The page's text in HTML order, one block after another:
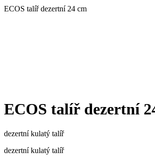
ECOS talíř dezertní 24 cm
ECOS talíř dezertní
dezertní kulatý talíř
dezertní kulatý talíř